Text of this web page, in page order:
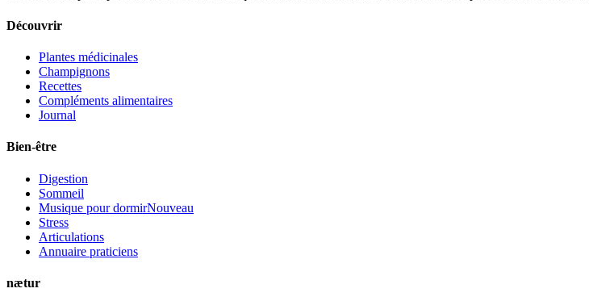
Découvrir
Plantes médicinales
Champignons
Recettes
Compléments alimentaires
Journal
Bien-être
Digestion
Sommeil
Musique pour dormirNouveau
Stress
Articulations
Annuaire praticiens
nætur